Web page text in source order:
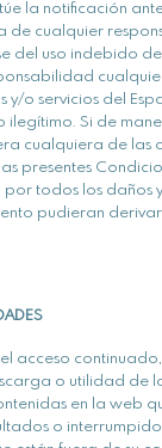
la notificación
de cualquier
del uso indebido de
y/o servicios del
ilegítimo. Si de
cualquiera de las
presentes
por todos los daños
pudieran
acceso
o utilidad de
en la web
o